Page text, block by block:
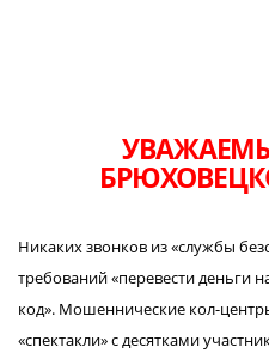
Никаких звонков из «службы
требований «перевести деньги
код». Мошеннические кол-
«спектакли» с десятками